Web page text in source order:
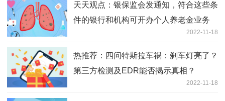
天天观点：银保监会发通知，符合这些条
件的银行和机构可开办个人养老金业务
2022-11-18
热推荐：四问特斯拉车祸：刹车灯亮了？
第三方检测及EDR能否揭示真相？
2022-11-18